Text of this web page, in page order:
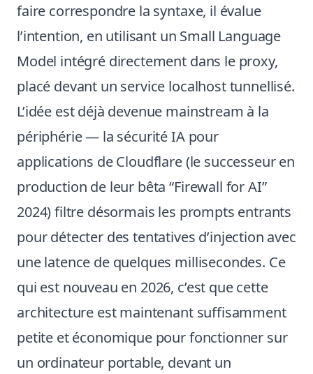
faire correspondre la syntaxe, il évalue
l’intention, en utilisant un Small Language
Model intégré directement dans le proxy,
placé devant un service localhost tunnellisé.
L’idée est déjà devenue mainstream à la
périphérie — la sécurité IA pour
applications de Cloudflare (le successeur en
production de leur bêta “Firewall for AI”
2024) filtre désormais les prompts entrants
pour détecter des tentatives d’injection avec
une latence de quelques millisecondes. Ce
qui est nouveau en 2026, c’est que cette
architecture est maintenant suffisamment
petite et économique pour fonctionner sur
un ordinateur portable, devant un